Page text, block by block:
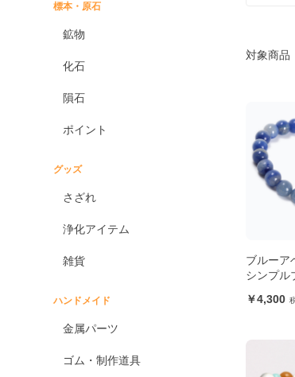
標本・原石
鉱物
化石
隕石
ポイント
グッズ
さざれ
浄化アイテム
雑貨
ハンドメイド
金属パーツ
ゴム・制作道具
ブルーア
シンプル
4,300